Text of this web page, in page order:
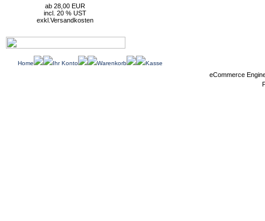
ab 28,00 EUR
incl. 20 % UST
exkl. Versandkosten
Home Ihr Konto Warenkorb Kasse
eCommerce